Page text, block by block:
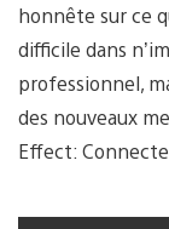
honnête sur ce
difficile dans
professionnel,
des nouveaux
Effect: